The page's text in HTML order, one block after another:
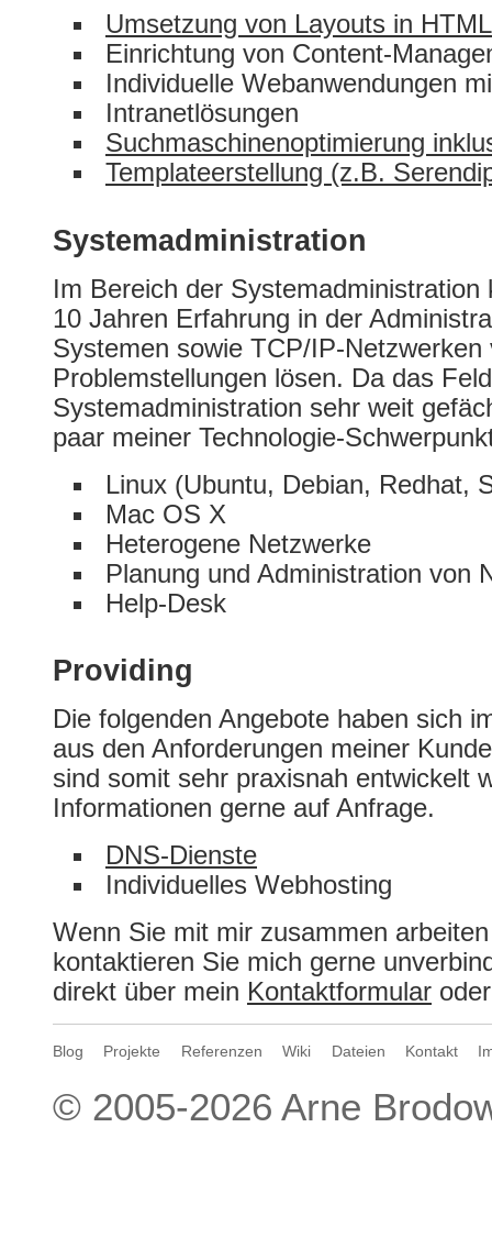
Umsetzung von Layouts in
Einrichtung von Content-
Individuelle Webanwendungen
Intranetlösungen
Suchmaschinenoptimierung
Templateerstellung (z.B.
Systemadministration
Im Bereich der Systemadministration
10 Jahren Erfahrung in der
Systemen sowie TCP/IP-Netzwerken
Problemstellungen lösen. Da das
Systemadministration sehr weit
paar meiner Technologie-
Linux (Ubuntu, Debian, Redhat,
Mac OS X
Heterogene Netzwerke
Planung und Administration von
Help-Desk
Providing
Die folgenden Angebote haben sich
aus den Anforderungen meiner
sind somit sehr praxisnah entwickelt
Informationen gerne auf Anfrage.
DNS-Dienste
Individuelles Webhosting
Wenn Sie mit mir zusammen
kontaktieren Sie mich gerne
direkt über mein Kontaktformular
Blog Projekte Referenzen Wiki Dateien Kontakt
© 2005-2026 Arne